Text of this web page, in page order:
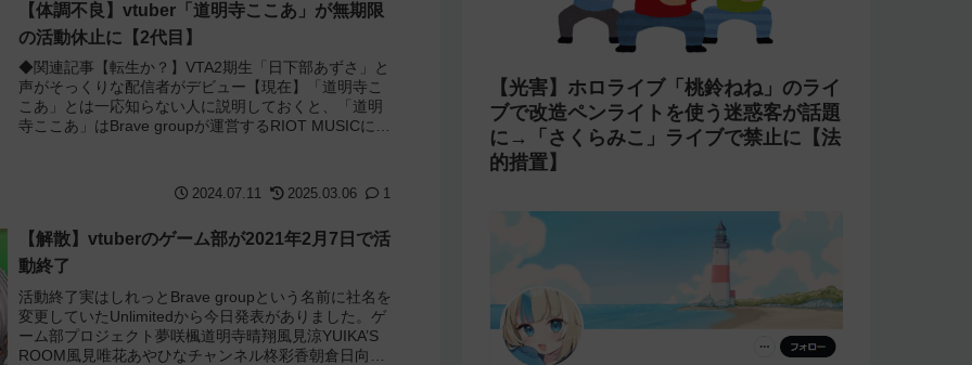
【体調不良】vtuber「道明寺ここあ」が無期限
の活動休止に【2代目】
◆関連記事【転生か？】VTA2期生「日下部あずさ」と
声がそっくりな配信者がデビュー【現在】「道明寺こ
こあ」とは一応知らない人に説明しておくと、「道明
寺ここあ」はBrave groupが運営するRIOT MUSICに所
2024.07.11 2025.03.06 1
【解散】vtuberのゲーム部が2021年2月7日で活
動終了
活動終了実はしれっとBrave groupという名前に社名を
変更していたUnlimitedから今日発表がありました。ゲ
ーム部プロジェクト夢咲楓道明寺晴翔風見涼YUIKA’S
ROOM風見唯花あやひなチャンネル柊彩香朝倉日向以
【光害】ホロライブ「桃鈴ねね」のライ
ブで改造ペンライトを使う迷惑客が話題
に→「さくらみこ」ライブで禁止に【法
的措置】